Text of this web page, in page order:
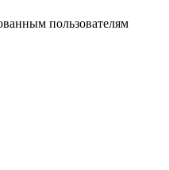
пользователям